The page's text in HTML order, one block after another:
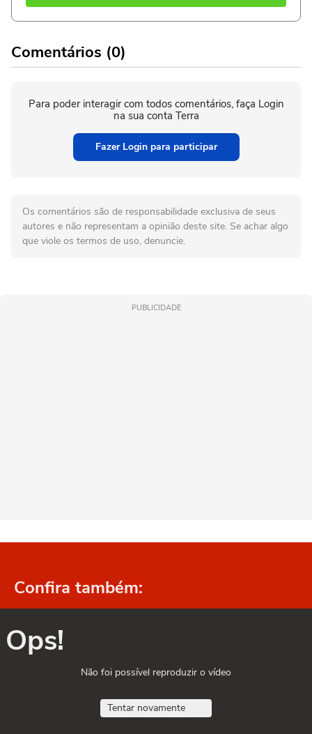
Comentários (0)
Para poder interagir com todos comentários, faça Login
na sua conta Terra
Fazer Login para participar
Os comentários são de responsabilidade exclusiva de seus
autores e não representam a opinião deste site. Se achar algo
que viole os termos de uso, denuncie.
PUBLICIDADE
Confira também:
Ops!
Não foi possível reproduzir o vídeo
Tentar novamente